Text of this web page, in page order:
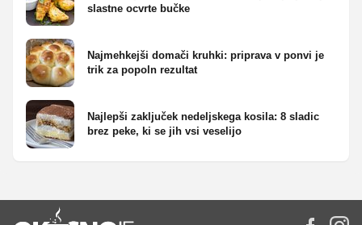
slastne ocvrte bučke
Najmehkejši domači kruhki: priprava v ponvi je
trik za popoln rezultat
Najlepši zaključek nedeljskega kosila: 8 sladic
brez peke, ki se jih vsi veselijo